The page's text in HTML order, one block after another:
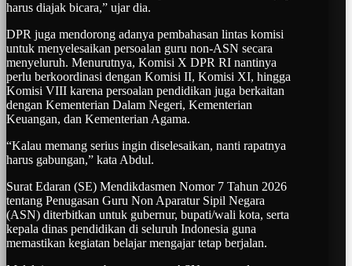
harus diajak bicara,” ujar dia.
DPR juga mendorong adanya pembahasan lintas komisi
untuk menyelesaikan persoalan guru non-ASN secara
menyeluruh. Menurutnya, Komisi X DPR RI nantinya
perlu berkoordinasi dengan Komisi II, Komisi XI, hingga
Komisi VIII karena persoalan pendidikan juga berkaitan
dengan Kementerian Dalam Negeri, Kementerian
Keuangan, dan Kementerian Agama.
“Kalau memang serius ingin diselesaikan, nanti rapatnya
harus gabungan,” kata Abdul.
Surat Edaran (SE) Mendikdasmen Nomor 7 Tahun 2026
tentang Penugasan Guru Non Aparatur Sipil Negara
(ASN) diterbitkan untuk gubernur, bupati/wali kota, serta
kepala dinas pendidikan di seluruh Indonesia guna
memastikan kegiatan belajar mengajar tetap berjalan.